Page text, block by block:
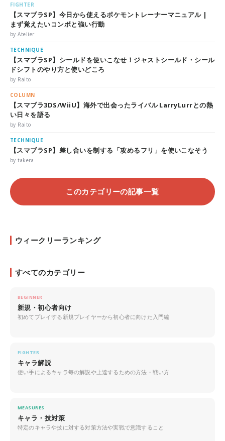
FIGHTER
【スマブラSP】今日から使えるポケモントレーナーマニュアル |
まず覚えたいコンボと強い行動
by Atelier
TECHNIQUE
【スマブラSP】シールドを使いこなせ！ジャストシールド・シール
ドシフトのやり方と使いどころ
by Raito
COLUMN
【スマブラ3DS/WiiU】海外で出会ったライバル LarryLurrとの熱
い日々を語る
by Raito
TECHNIQUE
【スマブラSP】差し合いを制する「攻めるフリ」を使いこなそう
by takera
このカテゴリーの記事一覧
ウィークリーランキング
すべてのカテゴリー
BEGINNER
新規・初心者向け
初めてプレイする新規プレイヤーから初心者に向けた入門編
FIGHTER
キャラ解説
使い手によるキャラ毎の解説や上達するための方法・戦い方
MEASURES
キャラ・技対策
特定のキャラや技に対する対策方法や実戦で意識すること